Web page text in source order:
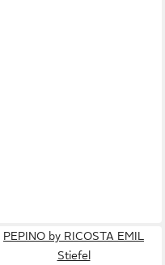
PEPINO by RICOSTA EMIL
Stiefel